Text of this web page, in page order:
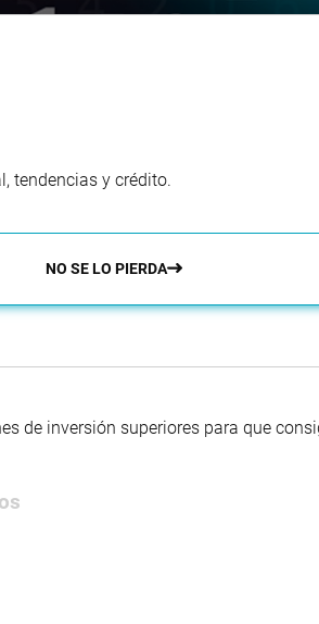
tendencias y crédito.
NO SE LO PIERDA
de inversión superiores para que